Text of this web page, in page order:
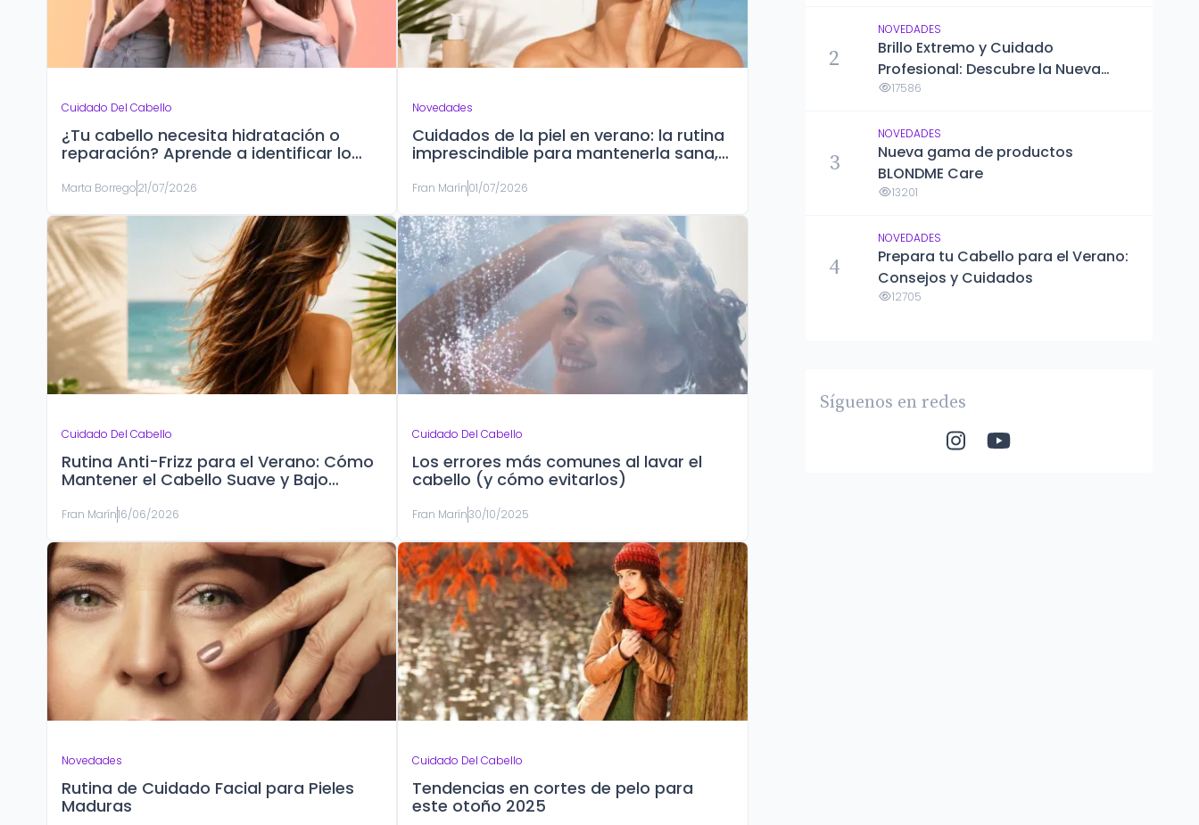
Cuidado Del Cabello
¿Tu cabello necesita hidratación o
reparación? Aprende a identificar lo
Marta Borrego21/07/2026
Novedades
Cuidados de la piel en verano: la rutina
imprescindible para mantenerla sana,
Fran Marín01/07/2026
Cuidado Del Cabello
Rutina Anti-Frizz para el Verano: Cómo
Mantener el Cabello Suave y Bajo
Fran Marín16/06/2026
Cuidado Del Cabello
Los errores más comunes al lavar el
cabello (y cómo evitarlos)
Fran Marín30/10/2025
Novedades
Rutina de Cuidado Facial para Pieles
Maduras
Cuidado Del Cabello
Tendencias en cortes de pelo para
este otoño 2025
2
NOVEDADES
Brillo Extremo y Cuidado
Profesional: Descubre la Nueva
Línea Gloss Absolu de Kérastase
17586
3
NOVEDADES
Nueva gama de productos
BLONDME Care
13201
4
NOVEDADES
Prepara tu Cabello para el Verano:
Consejos y Cuidados
12705
Síguenos en redes